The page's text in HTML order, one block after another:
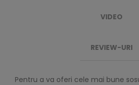
VIDEO
REVIEW-URI
Pentru a va oferi cele mai bune